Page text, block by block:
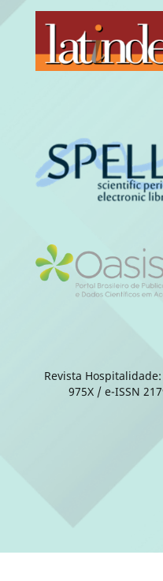
Revista Hospitalidade:
975X / e-ISSN